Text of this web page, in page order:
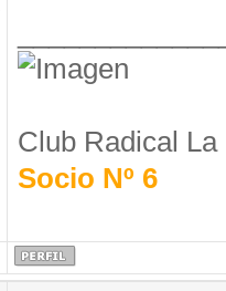
Club Radical La
Socio Nº 6